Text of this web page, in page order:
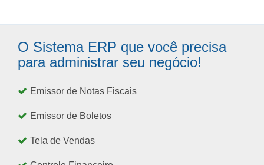
O Sistema ERP que você precisa
para administrar seu negócio!
Emissor de Notas Fiscais
Emissor de Boletos
Tela de Vendas